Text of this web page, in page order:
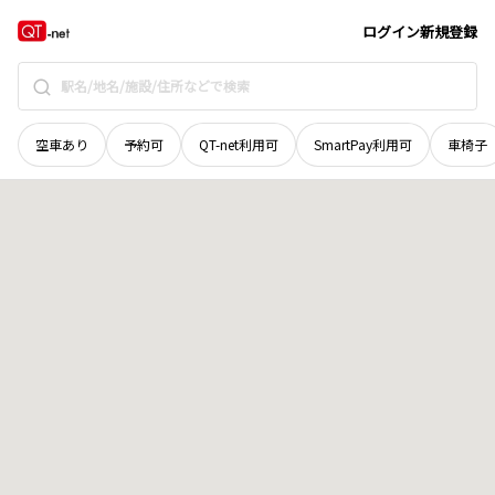
ログイン新規登録
空車あり 予約可 QT-net利用可 SmartPay利用可 車椅子
石川県